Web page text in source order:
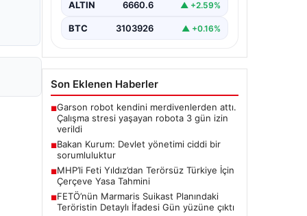
ALTIN 6660.6 ▲ +2.59%
BTC 3103926 ▲ +0.16%
Son Eklenen Haberler
■Garson robot kendini merdivenlerden attı.
Çalışma stresi yaşayan robota 3 gün izin
verildi
■Bakan Kurum: Devlet yönetimi ciddi bir
sorumluluktur
■MHP’li Feti Yıldız’dan Terörsüz Türkiye İçin
Çerçeve Yasa Tahmini
■FETÖ’nün Marmaris Suikast Planındaki
Teröristin Detaylı İfadesi Gün yüzüne çıktı